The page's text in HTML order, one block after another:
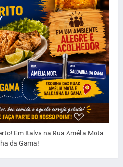
Em Italva na Rua Amélia Mota
da Gama!